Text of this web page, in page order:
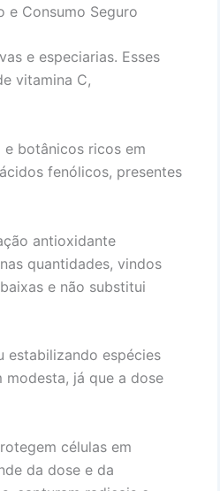
e Consumo Seguro
e especiarias. Esses
vitamina C,
e botânicos ricos em
fenólicos, presentes
antioxidante
quantidades, vindos
e não substitui
estabilizando espécies
modesta, já que a dose
células em
da dose e da